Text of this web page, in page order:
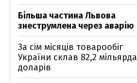
Більша частина Львова
знеструмлена через аварію
За сім місяців товарообіг
України склав 82,2 мільярда
доларів